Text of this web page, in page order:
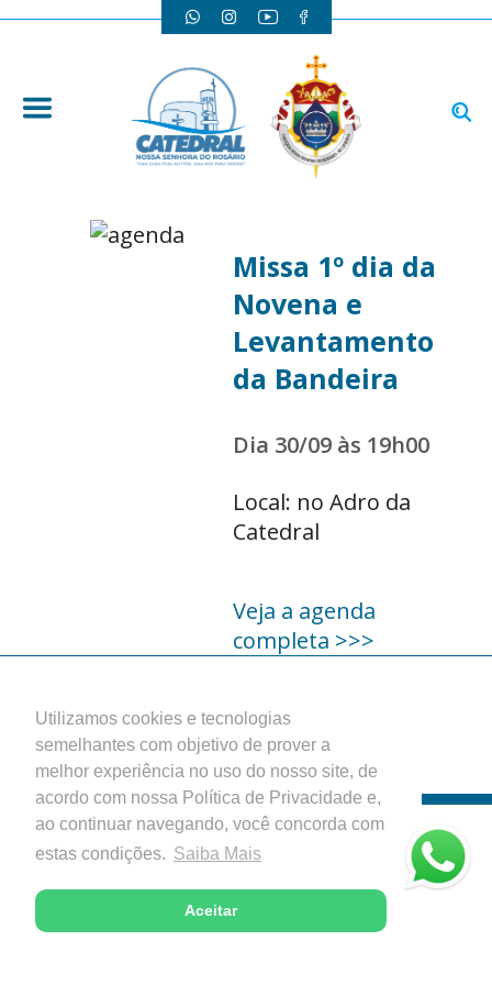
Utilizamos cookies e tecnologias
semelhantes com objetivo de prover a
melhor experiência no uso do nosso site, de
acordo com nossa Política de Privacidade e,
ao continuar navegando, você concorda com
estas condições. Saiba Mais
Aceitar
Missa 1º dia da
Novena e
Levantamento
da Bandeira
Dia 30/09 às 19h00
Local: no Adro da
Catedral
Veja a agenda
completa >>>
Catedral Diocesana - Itabira, Minas Gerais
Desenvolvido com excelência pela